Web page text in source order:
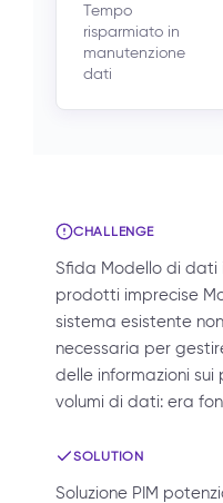
Tempo
risparmiato in
manutenzione
dati
CHALLENGE
Sfida Modello di dati
prodotti imprecise
sistema esistente
necessaria per
delle informazioni
volumi di dati: era
SOLUTION
Soluzione PIM